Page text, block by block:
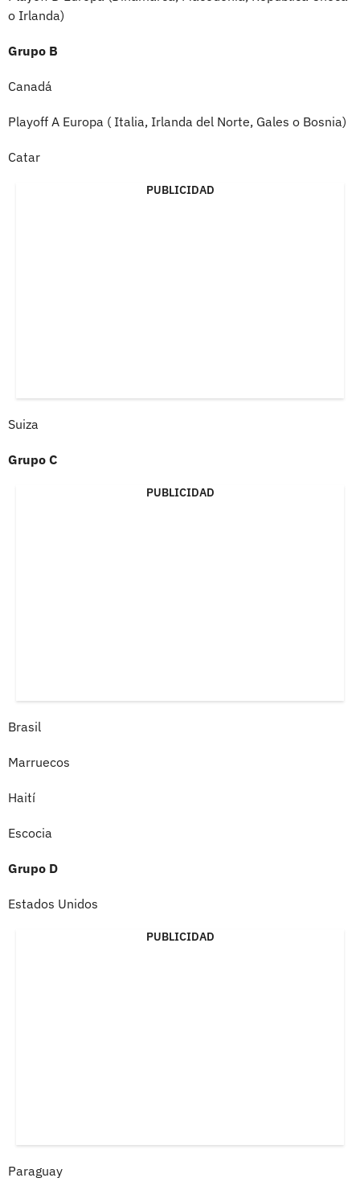
o Irlanda)
Grupo B
Canadá
Playoff A Europa ( Italia, Irlanda del Norte, Gales o Bosnia)
Catar
PUBLICIDAD
Suiza
Grupo C
PUBLICIDAD
Brasil
Marruecos
Haití
Escocia
Grupo D
Estados Unidos
PUBLICIDAD
Paraguay